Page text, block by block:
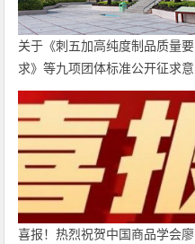
关于《刺五加高纯度制品质量要
求》等九项团体标准公开征求意
见的通知
喜报！热烈祝贺中国商品学会廖